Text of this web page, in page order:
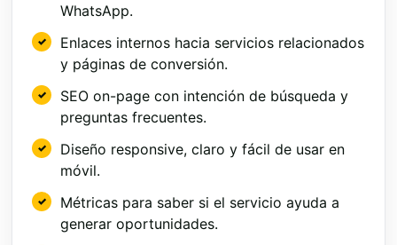
WhatsApp.
Enlaces internos hacia servicios relacionados
y páginas de conversión.
SEO on-page con intención de búsqueda y
preguntas frecuentes.
Diseño responsive, claro y fácil de usar en
móvil.
Métricas para saber si el servicio ayuda a
generar oportunidades.